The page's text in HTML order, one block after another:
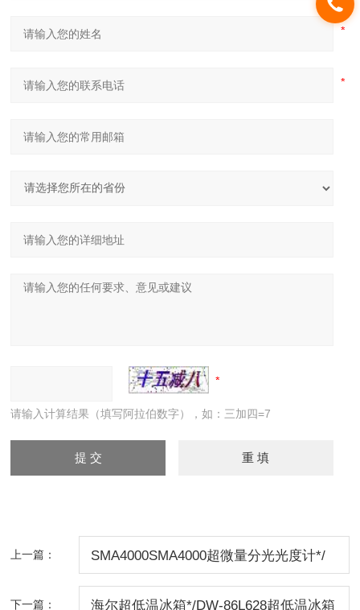
请输入计算结果（填写阿拉伯数字），如：三加四=7
上一篇： SMA4000SMA4000超微量分光光度计*/
下一篇： 海尔超低温冰箱*/DW-86L628超低温冰箱